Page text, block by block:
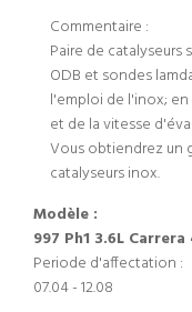
Commentaire :
Paire de
ODB et sondes
l'emploi de l'inox;
et de la vitesse
Vous obtiendrez un
catalyseurs inox.
Modèle :
997 Ph1 3.6L Carrera
Periode d'affectation :
07.04 - 12.08